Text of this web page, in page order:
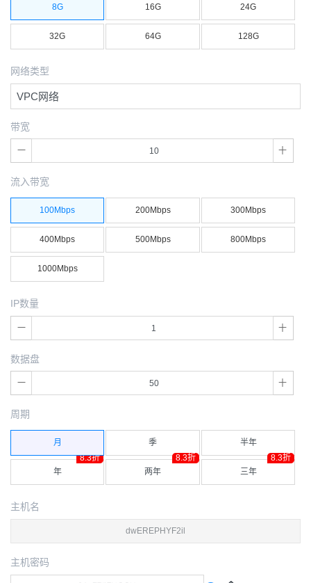
8G 16G 24G
32G 64G 128G
网络类型
VPC网络
带宽
流入带宽
100Mbps 200Mbps 300Mbps
400Mbps 500Mbps 800Mbps
1000Mbps
IP数量
数据盘
周期
月 季 半年
年
8.3折
两年
8.3折
三年
8.3折
主机名
主机密码